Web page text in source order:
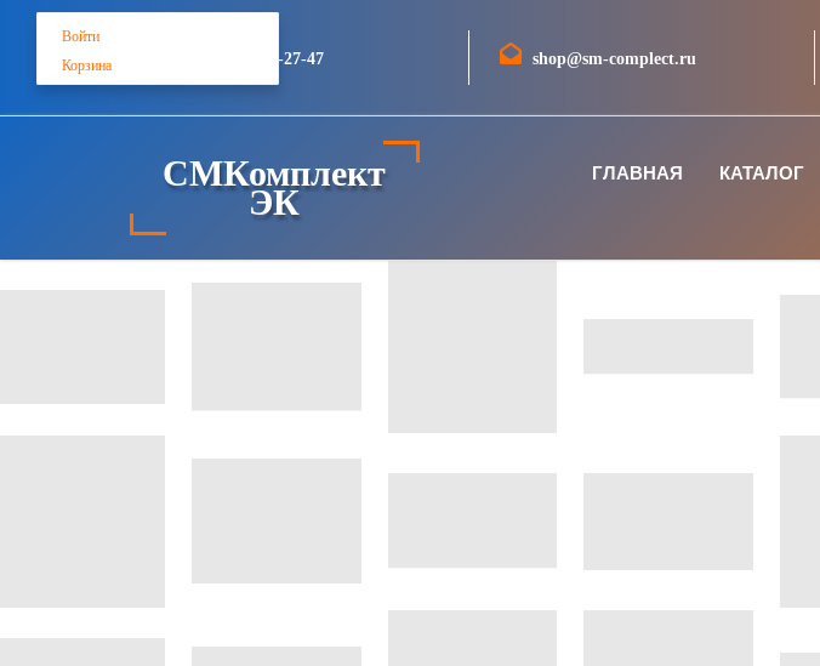
+7 (812) 748-27-47 shop@sm-complect.ru
СМКомплект
ЭК
ГЛАВНАЯ КАТАЛОГ
Войти
Корзина